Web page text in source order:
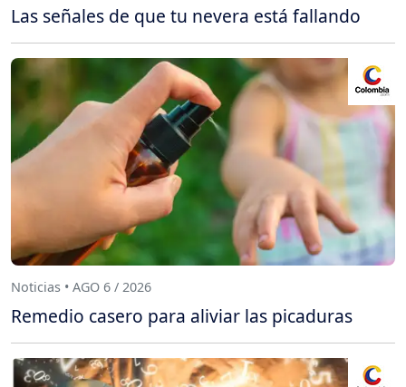
Las señales de que tu nevera está fallando
Noticias • AGO 6 / 2026
Remedio casero para aliviar las picaduras